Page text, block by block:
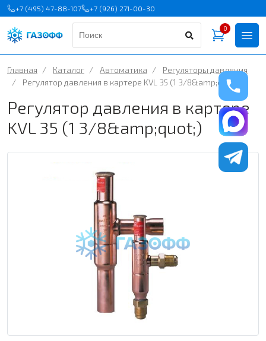
+7 (495) 47-88-107 +7 (926) 271-00-30
0
Главная / Каталог / Автоматика /
Регуляторы давления
/
Регулятор давления в картере KVL 35 (1 3/8&amp;quot;)
Регулятор давления в картере
KVL 35 (1 3/8&amp;quot;)